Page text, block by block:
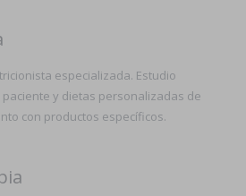
especializada. Estudio
paciente y dietas personalizadas de
con productos específicos.